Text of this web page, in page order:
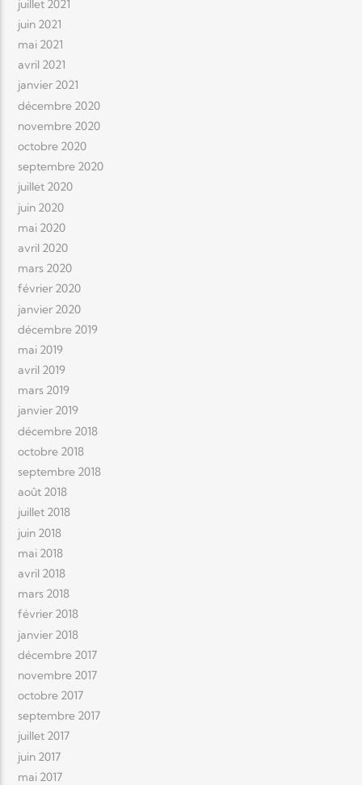
juillet 2021
juin 2021
mai 2021
avril 2021
janvier 2021
décembre 2020
novembre 2020
octobre 2020
septembre 2020
juillet 2020
juin 2020
mai 2020
avril 2020
mars 2020
février 2020
janvier 2020
décembre 2019
mai 2019
avril 2019
mars 2019
janvier 2019
décembre 2018
octobre 2018
septembre 2018
août 2018
juillet 2018
juin 2018
mai 2018
avril 2018
mars 2018
février 2018
janvier 2018
décembre 2017
novembre 2017
octobre 2017
septembre 2017
juillet 2017
juin 2017
mai 2017